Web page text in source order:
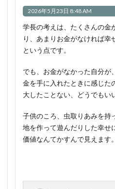
2026年5月23日 8:48 AM
学長の考えは、たくさんの金
り、あまりお金がなければ幸
という点です。
でも、お金がなかった自分が
金を手に入れたときに感じた
大したことない、どうでもい
子供のころ、虫取りあみを持
地を作って遊んだりした幸せ
価値なんてかすんで見えます。